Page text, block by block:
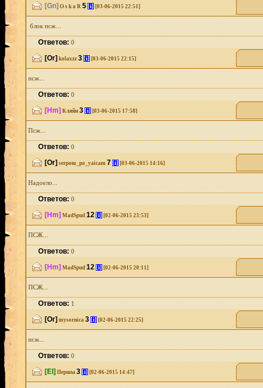
[Gn] O s k a R 5 [i] [03-06-2015 22:51]
блок псж...
Ответов:0
[Or] kolaxzz 3 [i] [03-06-2015 22:15]
псж...
Ответов:0
[Hm] Кляйн 3 [i] [03-06-2015 17:58]
Псж...
Ответов:0
[Or] serpom_po_yaicam 7 [i] [03-06-2015 14:16]
Надоело...
Ответов:0
[Hm] MadSpud 12 [i] [02-06-2015 23:53]
ПСЖ...
Ответов:0
[Hm] MadSpud 12 [i] [02-06-2015 20:11]
ПСЖ...
Ответов:1
[Or] mysornica 3 [i] [02-06-2015 22:25]
псж...
Ответов:0
[El] Першы 3 [i] [02-06-2015 14:47]